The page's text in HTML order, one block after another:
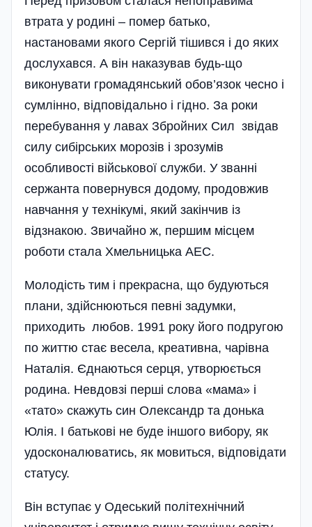
втрата у родині – помер батько,
настановами якого Сергій тішився і до яких
дослухався. А він наказував будь-що
виконувати громадянський обов’язок чесно і
сумлінно, відповідально і гідно. За роки
перебування у лавах Збройних Сил звідав
силу сибірських морозів і зрозумів
особливості військової служби. У званні
сержанта повернувся додому, продовжив
навчання у технікумі, який закінчив із
відзнакою. Звичайно ж, першим місцем
роботи стала Хмельницька АЕС.
Молодість тим і пре­красна, що будуються
плани, здійснюються певні задумки,
приходить любов. 1991 року його подругою
по життю стає весела, креативна, чарівна
Наталія. Єднаються се­рця, утворюється
родина. Невдовзі перші слова «мама» і
«тато» скажуть син Олександр та донька
Юлія. І батькові не буде іншого вибору, як
удоско­налю­ватись, як мовиться, відповідати
статусу.
Він вступає у Одеський політехнічний